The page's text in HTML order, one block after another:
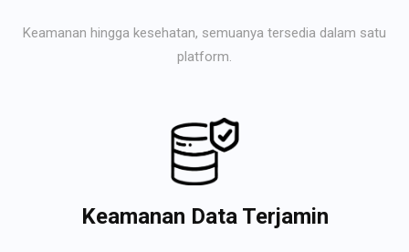
Keamanan hingga kesehatan, semuanya tersedia dalam satu
platform.
Keamanan Data Terjamin